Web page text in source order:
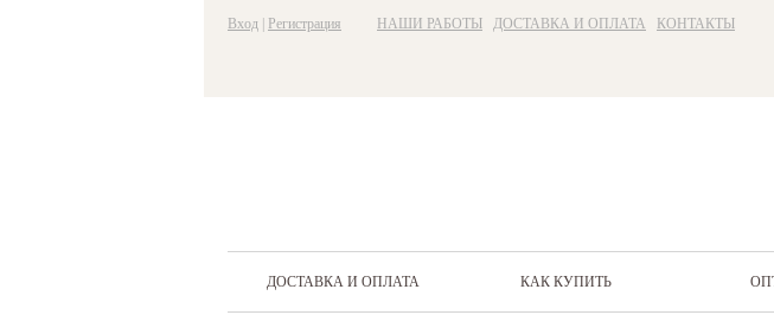
Вход Регистрация НАШИ РАБОТЫ ДОСТАВКА И ОПЛАТА КОНТАКТЫ
ДОСТАВКА И ОПЛАТА КАК КУПИТЬ